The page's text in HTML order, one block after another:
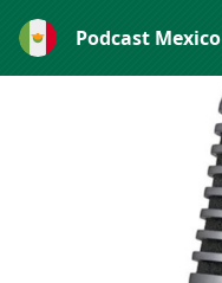
Podcast Mexico